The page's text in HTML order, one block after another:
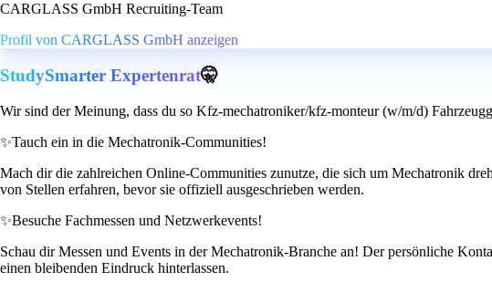
CARGLASS GmbH Recruiting-Team
Profil von CARGLASS GmbH anzeigen
StudySmarter Expertenrat🤫
Wir sind der Meinung, dass du so Kfz-mechatroniker/kfz-monteur (w/m/d)
✨Tauch ein in die Mechatronik-Communities!
Mach dir die zahlreichen Online-Communities zunutze, die sich um Mechatronik
von Stellen erfahren, bevor sie offiziell ausgeschrieben werden.
✨Besuche Fachmessen und Netzwerkevents!
Schau dir Messen und Events in der Mechatronik-Branche an! Der persönliche
einen bleibenden Eindruck hinterlassen.